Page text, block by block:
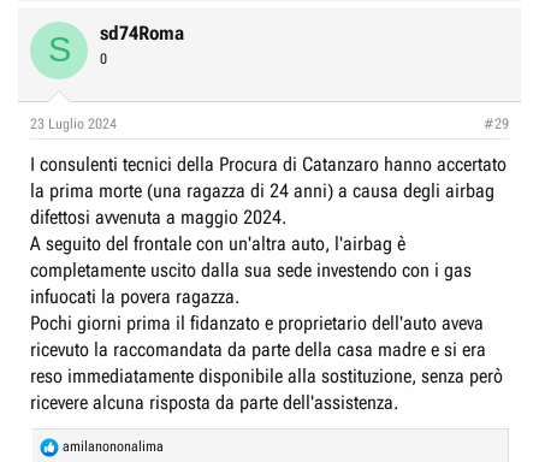
c
t
s
S sd74Roma
0
23 Luglio 2024 #29
I consulenti tecnici della Procura di Catanzaro hanno accertato
la prima morte (una ragazza di 24 anni) a causa degli airbag
difettosi avvenuta a maggio 2024.
A seguito del frontale con un'altra auto, l'airbag è
completamente uscito dalla sua sede investendo con i gas
infuocati la povera ragazza.
Pochi giorni prima il fidanzato e proprietario dell'auto aveva
ricevuto la raccomandata da parte della casa madre e si era
reso immediatamente disponibile alla sostituzione, senza però
ricevere alcuna risposta da parte dell'assistenza.
R
amilanononalima